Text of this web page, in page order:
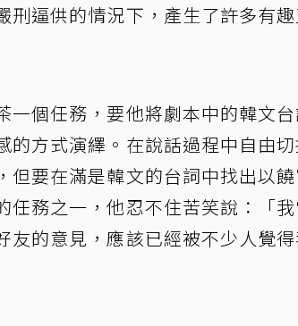
逼供的情況下，產生了許多有趣
一個任務，要他將劇本中的韓文
方式演繹。在說話過程中自由
但要在滿是韓文的台詞中找出以
任務之一，他忍不住苦笑說：「
友的意見，應該已經被不少人覺